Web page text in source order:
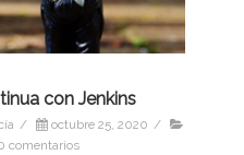
con Jenkins
/ octubre 25, 2020 /
comentarios